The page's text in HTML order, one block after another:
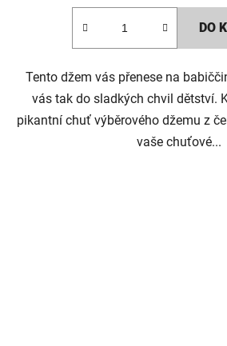
DO
Tento džem vás přenese na
vás tak do sladkých chvil dětství.
pikantní chuť výběrového džemu z
vaše chuťové...